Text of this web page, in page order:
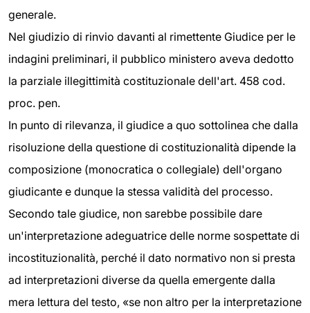
generale.
Nel giudizio di rinvio davanti al rimettente Giudice per le
indagini preliminari, il pubblico ministero aveva dedotto
la parziale illegittimità costituzionale dell'art. 458 cod.
proc. pen.
In punto di rilevanza, il giudice a quo sottolinea che dalla
risoluzione della questione di costituzionalità dipende la
composizione (monocratica o collegiale) dell'organo
giudicante e dunque la stessa validità del processo.
Secondo tale giudice, non sarebbe possibile dare
un'interpretazione adeguatrice delle norme sospettate di
incostituzionalità, perché il dato normativo non si presta
ad interpretazioni diverse da quella emergente dalla
mera lettura del testo, «se non altro per la interpretazione